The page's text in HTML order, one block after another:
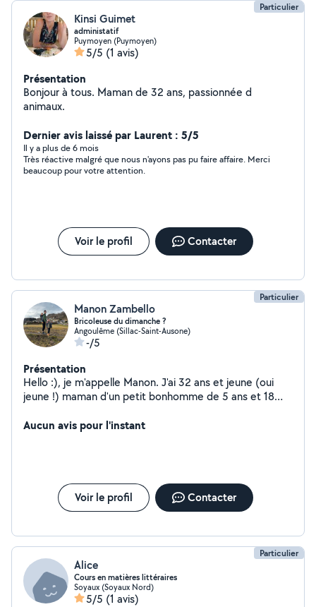
Particulier
Kinsi Guimet
administatif
Puymoyen (Puymoyen)
5/5 (1 avis)
Présentation
Bonjour à tous. Maman de 32 ans, passionnée d
animaux.
Dernier avis laissé par Laurent : 5/5
Il y a plus de 6 mois
Très réactive malgré que nous n'ayons pas pu faire affaire. Merci
beaucoup pour votre attention.
Voir le profil Contacter
Particulier
Manon Zambello
Bricoleuse du dimanche ?
Angoulême (Sillac-Saint-Ausone)
-/5
Présentation
Hello :), je m'appelle Manon. J'ai 32 ans et jeune (oui
jeune !) maman d'un petit bonhomme de 5 ans et 18
il y a des choses que je ne maîtrise pas À côté de ça, je
Aucun avis pour l'instant
Voir le profil Contacter
Particulier
Alice
Cours en matières littéraires
Soyaux (Soyaux Nord)
5/5 (1 avis)